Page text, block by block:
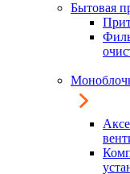
Бытовая